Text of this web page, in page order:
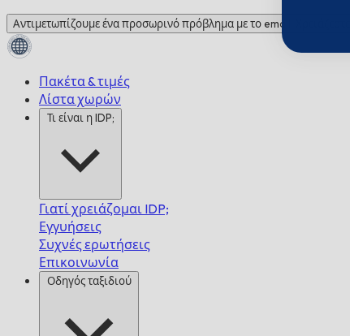
Αντιμετωπίζουμε ένα προσωρινό πρόβλημα με το email.
Πακέτα & τιμές
Λίστα χωρών
Τι είναι η IDP;
Γιατί χρειάζομαι IDP;
Εγγυήσεις
Συχνές ερωτήσεις
Επικοινωνία
Οδηγός ταξιδιού